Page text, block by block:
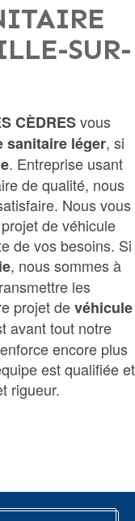
SUR-
CÈDRESvous
sanitaire léger, si
. Entreprise usant
de qualité, nous
Nous vous
de véhicule
de vos besoins. Si
, nous sommes à
les
projet devéhicule
avant tout notre
encore plus
est qualifiée et
rigueur.